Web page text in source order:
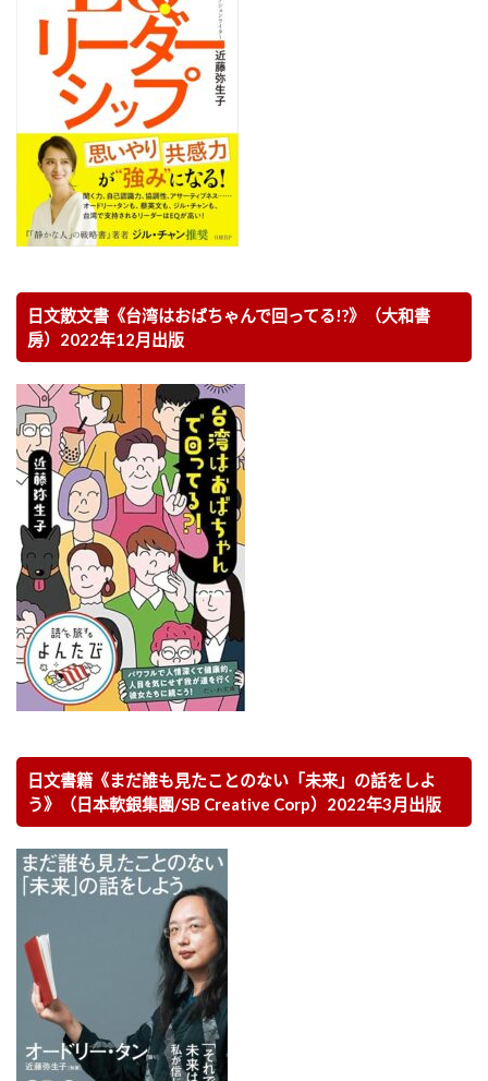
日文散文書《台湾はおばちゃんで回ってる!?》（大和書
房）2022年12月出版
日文書籍《まだ誰も見たことのない「未来」の話をしよ
う》（日本軟銀集團/SB Creative Corp）2022年3月出版